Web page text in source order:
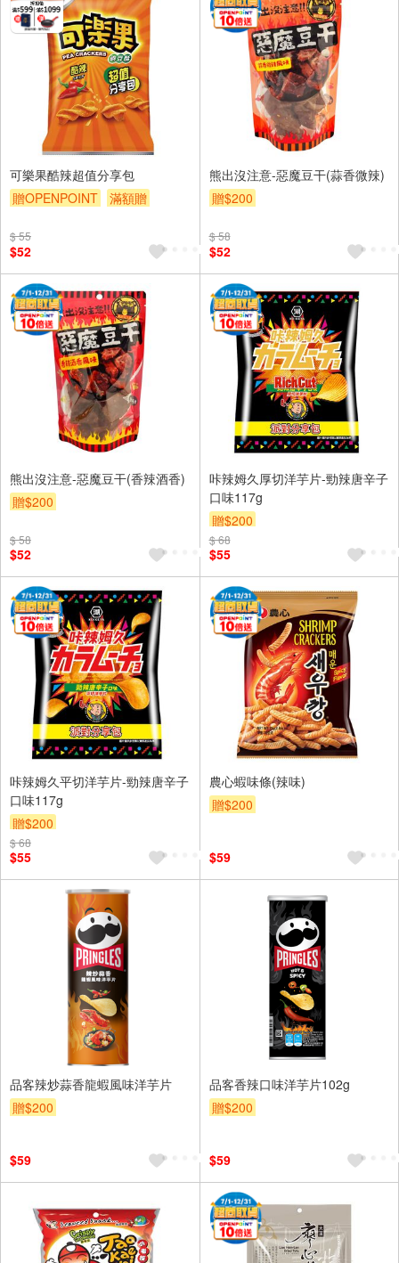
可樂果酷辣超值分享包
贈OPENPOINT
滿額贈
$ 55
$52
熊出沒注意-惡魔豆干(蒜香微辣)
贈$200
$ 58
$52
熊出沒注意-惡魔豆干(香辣酒香)
贈$200
$ 58
$52
咔辣姆久厚切洋芋片-勁辣唐辛子
口味117g
贈$200
$ 68
$55
咔辣姆久平切洋芋片-勁辣唐辛子
口味117g
贈$200
$ 68
$55
農心蝦味條(辣味)
贈$200
$59
品客辣炒蒜香龍蝦風味洋芋片
贈$200
$59
品客香辣口味洋芋片102g
贈$200
$59